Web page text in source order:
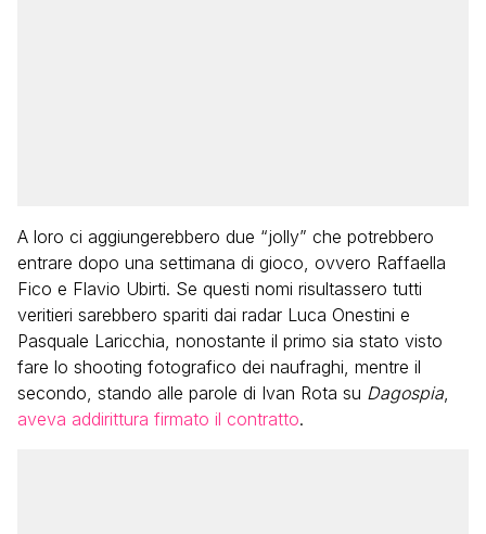
A loro ci aggiungerebbero due “jolly” che potrebbero
entrare dopo una settimana di gioco, ovvero Raffaella
Fico e Flavio Ubirti. Se questi nomi risultassero tutti
veritieri sarebbero spariti dai radar Luca Onestini e
Pasquale Laricchia, nonostante il primo sia stato visto
fare lo shooting fotografico dei naufraghi, mentre il
secondo, stando alle parole di Ivan Rota su Dagospia,
aveva addirittura firmato il contratto.